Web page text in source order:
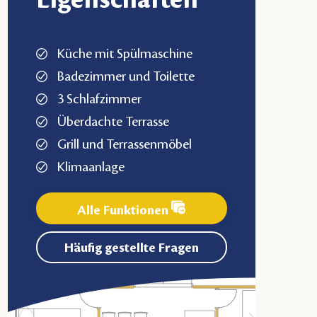
Küche mit Spülmaschine
Badezimmer und Toilette
3 Schlafzimmer
Überdachte Terrasse
Grill und Terrassenmöbel
Klimaanlage
Alle Funktionen
Häufig gestellte Fragen